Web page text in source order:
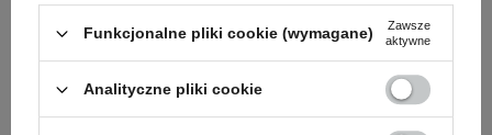
Funkcjonalne pliki cookie (wymagane)
Zawsze
aktywne
Analityczne pliki cookie